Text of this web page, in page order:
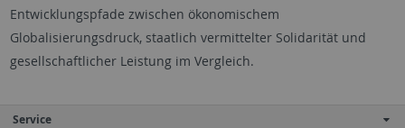
Entwicklungspfade zwischen ökonomischem
Globalisierungsdruck, staatlich vermittelter Solidarität und
gesellschaftlicher Leistung im Vergleich.
Service